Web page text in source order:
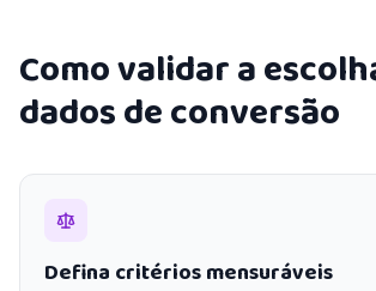
Como validar a
dados de conversão
Defina critérios mensuráveis